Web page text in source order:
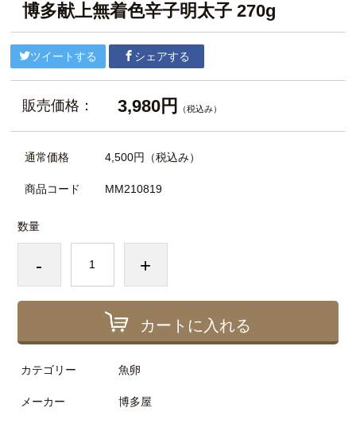
博多献上無着色辛子明太子 270g
ツイートする シェアする
販売価格： 3,980円 （税込み）
通常価格 4,500円 （税込み）
商品コード MM210819
数量
- +
カートに入れる
カテゴリー 魚卵
メーカー 博多屋